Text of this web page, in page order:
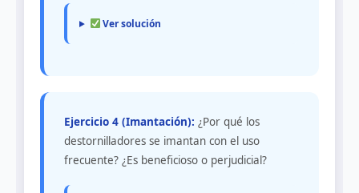
Ver solución
Ejercicio 4 (Imantación): ¿Por qué los
destornilladores se imantan con el uso
frecuente? ¿Es beneficioso o perjudicial?